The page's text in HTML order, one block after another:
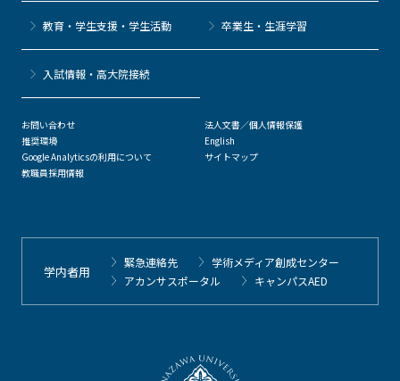
教育・学生支援・学生活動 卒業生・生涯学習
⼊試情報・高大院接続
お問い合わせ
推奨環境
Google Analyticsの利用について
教職員採用情報
法人文書／個人情報保護
English
サイトマップ
学内者用
緊急連絡先
学術メディア創成センター
アカンサスポータル
キャンパスAED